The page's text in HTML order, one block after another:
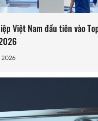
Việt Nam đầu tiên vào
2026